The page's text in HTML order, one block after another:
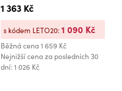
1 363 Kč
Běžná cena1 659 Kč
Nejnižší cena za posledních 30
dní: 1 026 Kč
s kódem LETO20:1 090 Kč